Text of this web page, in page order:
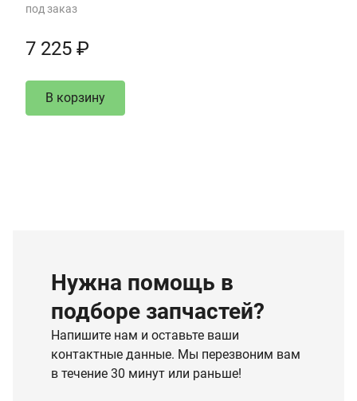
под заказ
7 225 ₽
В корзину
Нужна помощь в
подборе запчастей?
Напишите нам и оставьте ваши
контактные данные. Мы перезвоним вам
в течение 30 минут или раньше!